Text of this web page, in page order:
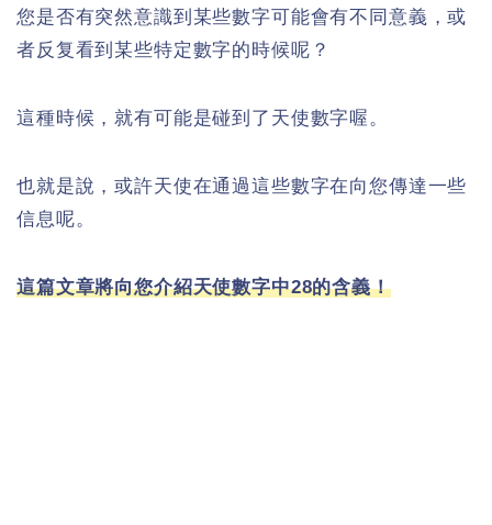
您是否有突然意識到某些數字可能會有不同意義，或
者反复看到某些特定數字的時候呢？
這種時候，就有可能是碰到了天使數字喔。
也就是說，或許天使在通過這些數字在向您傳達一些
信息呢。
這篇文章將向您介紹天使數字中28的含義！